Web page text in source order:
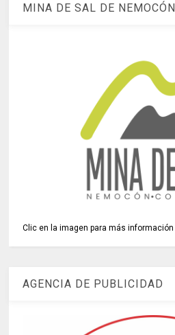
MINA DE SAL DE NEMOCÓN
Clic en la imagen para más información
AGENCIA DE PUBLICIDAD